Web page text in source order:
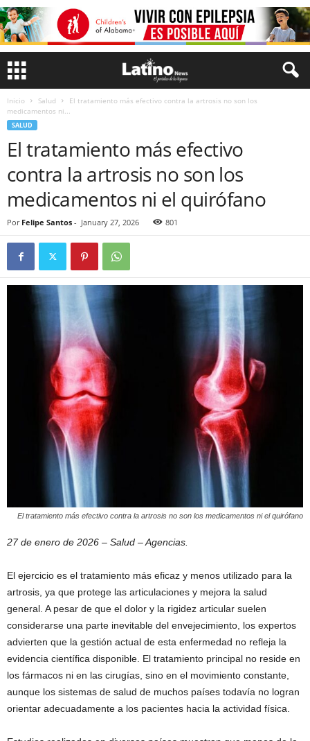
Inicio Salud
El tratamiento más efectivo contra la artrosis no son los
medicamentos ni...
SALUD
El tratamiento más efectivo
contra la artrosis no son los
medicamentos ni el quirófano
Por Felipe Santos - January 27, 2026 801
El tratamiento más efectivo contra la artrosis no son los medicamentos ni el quirófano
27 de enero de 2026 – Salud – Agencias.
El ejercicio es el tratamiento más eficaz y menos utilizado para la
artrosis, ya que protege las articulaciones y mejora la salud
general. A pesar de que el dolor y la rigidez articular suelen
considerarse una parte inevitable del envejecimiento, los expertos
advierten que la gestión actual de esta enfermedad no refleja la
evidencia científica disponible. El tratamiento principal no reside en
los fármacos ni en las cirugías, sino en el movimiento constante,
aunque los sistemas de salud de muchos países todavía no logran
orientar adecuadamente a los pacientes hacia la actividad física.